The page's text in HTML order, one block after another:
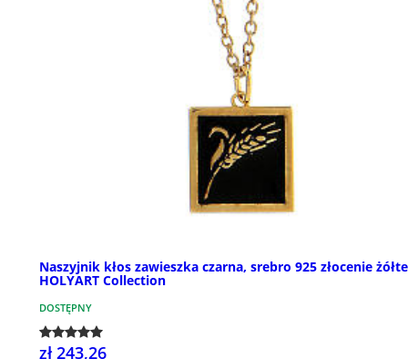
Naszyjnik kłos zawieszka czarna, srebro 925 złocenie
HOLYART Collection
DOSTĘPNY
zł 243,26